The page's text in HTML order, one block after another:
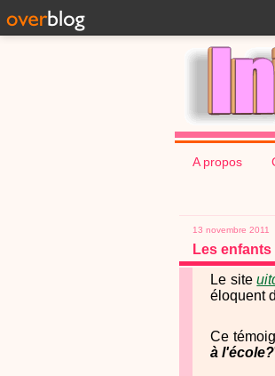
A propos
13 novembre 2011
Les
Le site
éloquent
Ce
à l'école?